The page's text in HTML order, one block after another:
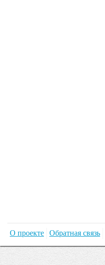
О проекте Обратная связь